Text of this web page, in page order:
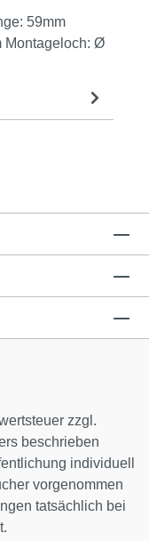
59mm
Montageloch: Ø
zzgl.
beschrieben
individuell
vorgenommen
tatsächlich bei